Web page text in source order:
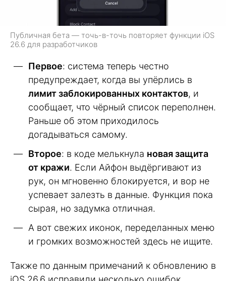
Публичная бета — точь-в-точь повторяет функции iOS
26.6 для разработчиков
Первое: система теперь честно
предупреждает, когда вы упёрлись в
лимит заблокированных контактов, и
сообщает, что чёрный список переполнен.
Раньше об этом приходилось
догадываться самому.
Второе: в коде мелькнула новая защита
от кражи. Если Айфон выдёргивают из
рук, он мгновенно блокируется, и вор не
успевает залезть в данные. Функция пока
сырая, но задумка отличная.
А вот свежих иконок, переделанных меню
и громких возможностей здесь не ищите.
Также по данным примечаний к обновлению в